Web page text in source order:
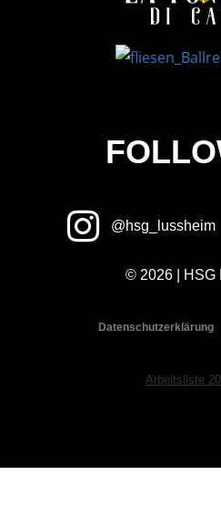
@hsg_lussheim
© 2026 | HSG
Datenschutzerklärung
Arbeitsliste